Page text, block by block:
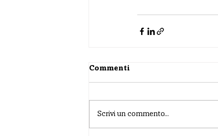
Commenti
Scrivi un commento...